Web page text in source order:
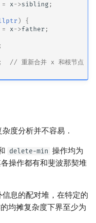
= x->sibling ;
)
{
= x->father ;
;
// 重新合并 x 和根节点
度分析并不容易．
delete-min 操作均为
操作都有和斐波那契堆
息的配对堆，在特定的
均摊复杂度下界至少为